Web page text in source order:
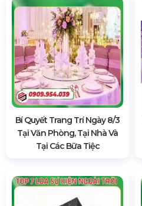
Bí Quyết Trang Trí Ngày 8/3
Tại Văn Phòng, Tại Nhà Và
Tại Các Bữa Tiệc